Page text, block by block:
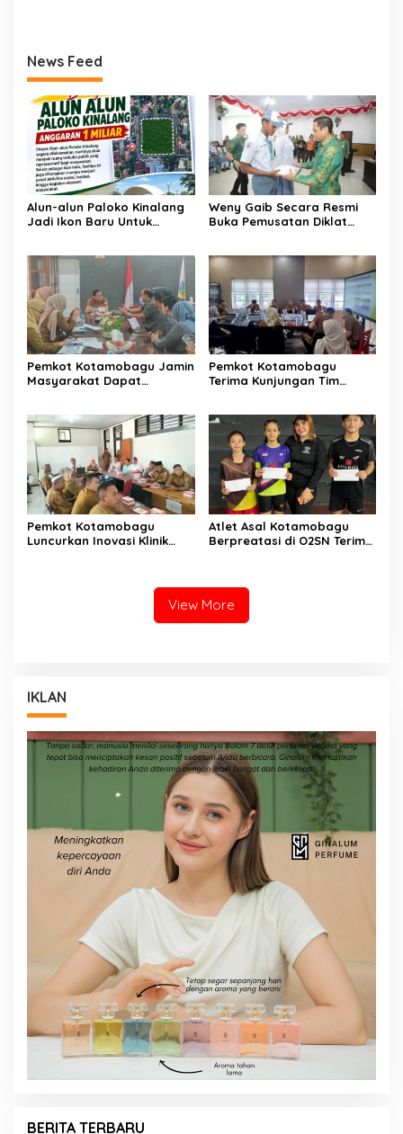
News Feed
Alun-alun Paloko Kinalang
Jadi Ikon Baru Untuk
Weny Gaib Secara Resmi
Buka Pemusatan Diklat
Pemkot Kotamobagu Jamin
Masyarakat Dapat
Pemkot Kotamobagu
Terima Kunjungan Tim
Pemkot Kotamobagu
Luncurkan Inovasi Klinik
Atlet Asal Kotamobagu
Berpreatasi di O2SN Terima
View More
IKLAN
BERITA TERBARU